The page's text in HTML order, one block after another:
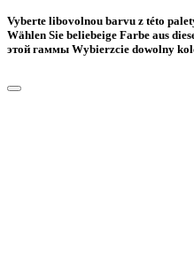
Vyberte libovolnou barvu z této
Wählen Sie beliebeige Farbe aus
этой гаммы Wybierzcie dowolny